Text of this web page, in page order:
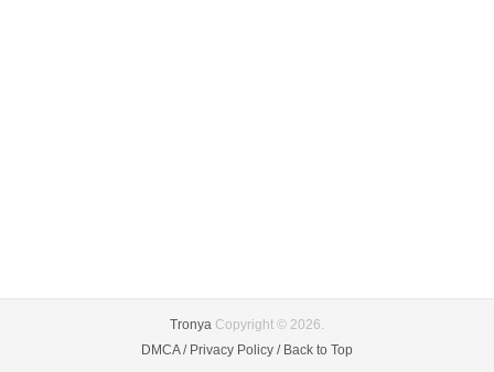
TronyaCopyright © 2026.
DMCA / Privacy Policy / Back to Top